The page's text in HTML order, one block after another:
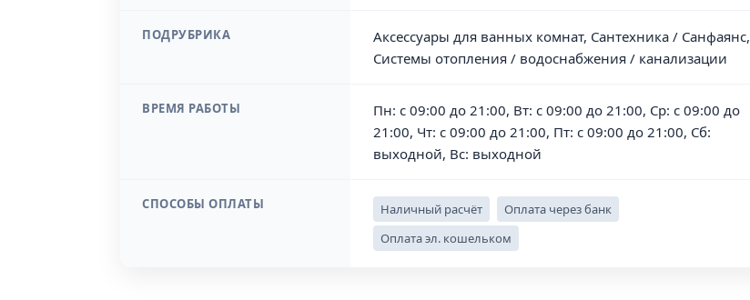
ПОДРУБРИКА
Аксессуары для ванных комнат, Сантехника / Санфаянс,
Системы отопления / водоснабжения / канализации
ВРЕМЯ РАБОТЫ
Пн: с 09:00 до 21:00, Вт: с 09:00 до 21:00, Ср: с 09:00 до
21:00, Чт: с 09:00 до 21:00, Пт: с 09:00 до 21:00, Сб:
выходной, Вс: выходной
СПОСОБЫ ОПЛАТЫ Наличный расчёт
Оплата через банк
Оплата эл. кошельком